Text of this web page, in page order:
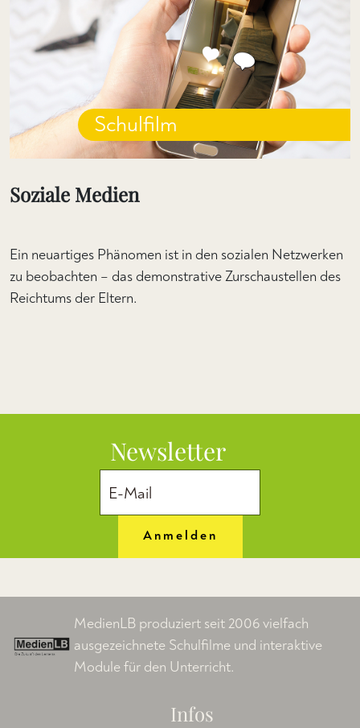
Schulfilm
Soziale Medien
Ein neuartiges Phänomen ist in den sozialen Netzwerken
zu beobachten – das demonstrative Zurschaustellen des
Reichtums der Eltern.
Newsletter
Anmelden
MedienLB produziert seit 2006 vielfach
ausgezeichnete Schulfilme und interaktive
Module für den Unterricht.
Infos